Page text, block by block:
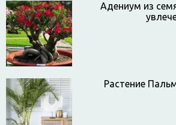
Адениум из
Растение